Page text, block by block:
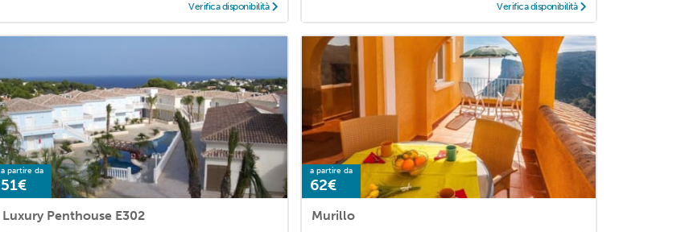
Verifica disponibilità Verifica disponibilità
a partire da
51€
Luxury Penthouse E302
a partire da
62€
Murillo